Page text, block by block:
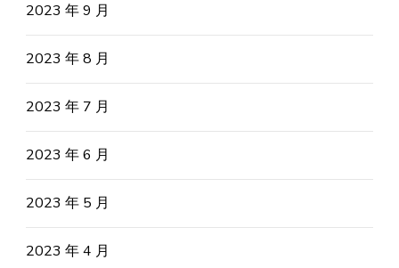
2023 年 9 月
2023 年 8 月
2023 年 7 月
2023 年 6 月
2023 年 5 月
2023 年 4 月